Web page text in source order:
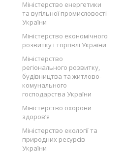
Міністерство енергетики
та вугільної промисловості
України
Міністерство економічного
розвитку і торгівлі України
Міністерство
регіонального розвитку,
будівництва та житлово-
комунального
господарства України
Міністерство охорони
здоров’я
Міністерство екології та
природних ресурсів
України